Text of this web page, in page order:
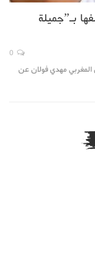
بـ”جميلة
المغربي مهدي فولان عن